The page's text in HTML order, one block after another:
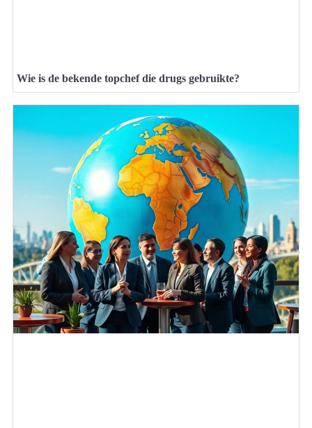
Wie is de bekende topchef die drugs gebruikte?